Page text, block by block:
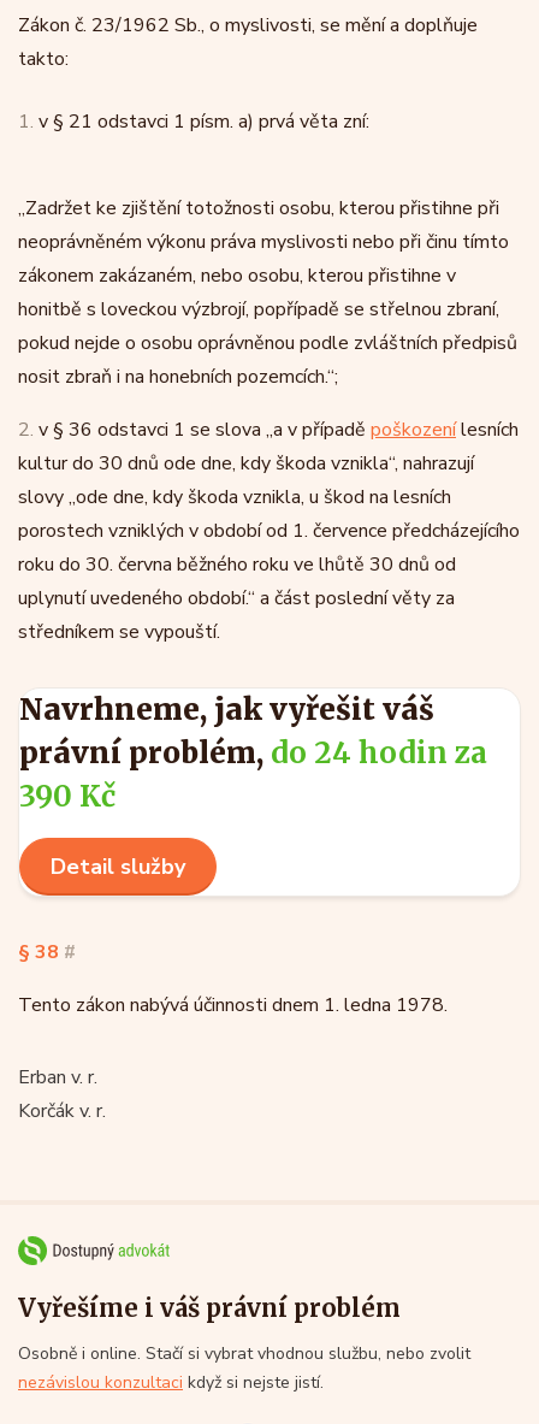
Zákon č. 23/1962 Sb., o myslivosti, se mění a doplňuje
takto:
1. v § 21 odstavci 1 písm. a) prvá věta zní:
„Zadržet ke zjištění totožnosti osobu, kterou přistihne při
neoprávněném výkonu práva myslivosti nebo při činu tímto
zákonem zakázaném, nebo osobu, kterou přistihne v
honitbě s loveckou výzbrojí, popřípadě se střelnou zbraní,
pokud nejde o osobu oprávněnou podle zvláštních předpisů
nosit zbraň i na honebních pozemcích.“;
2. v § 36 odstavci 1 se slova „a v případě poškozenílesních
kultur do 30 dnů ode dne, kdy škoda vznikla“, nahrazují
slovy „ode dne, kdy škoda vznikla, u škod na lesních
porostech vzniklých v období od 1. července předcházejícího
roku do 30. června běžného roku ve lhůtě 30 dnů od
uplynutí uvedeného období.“ a část poslední věty za
středníkem se vypouští.
Navrhneme, jak vyřešit váš
právní problém, do 24 hodin za
390 Kč
Detail služby
§ 38 #
Tento zákon nabývá účinnosti dnem 1. ledna 1978.
Erban v. r.
Korčák v. r.
Vyřešíme i váš právní problém
Osobně i online. Stačí si vybrat vhodnou službu, nebo zvolit
nezávislou konzultaci když si nejste jistí.